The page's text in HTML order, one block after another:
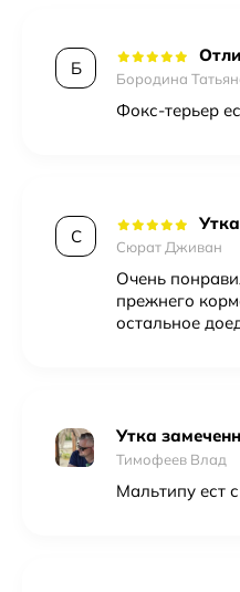
Б Бородина
Фокс-терьер
С Сюрат Дживан
Очень
прежнего
остальное
Утка
Тимофеев Влад
Мальтипу ест